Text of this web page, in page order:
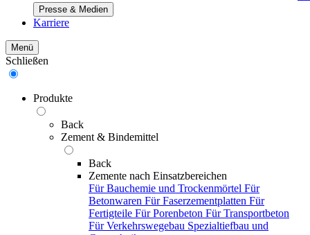
Presse & Medien
Karriere
Menü
Schließen
Produkte
Back
Zement & Bindemittel
Back
Zemente nach Einsatzbereichen
Für Bauchemie und Trockenmörtel Für
Betonwaren Für Faserzementplatten Für
Fertigteile Für Porenbeton Für Transportbeton
Für Verkehrswegebau Spezialtiefbau und